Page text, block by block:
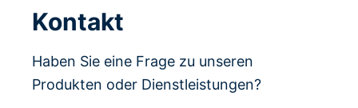
Kontakt
Haben Sie eine Frage zu unseren
Produkten oder Dienstleistungen?